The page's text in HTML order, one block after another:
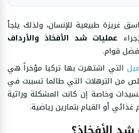
غريزة طبيعية للإنسان، ولذلك يلجأ
عمليات شد الأفخاذ والأرداف
قوام.
التي اشتهرت بها تركيا مؤخراً هي
من الترهلات التي طالما تسببت في
وخاصة إن كانت المشكلة وراثية
أو القيام بتمارين رياضية.